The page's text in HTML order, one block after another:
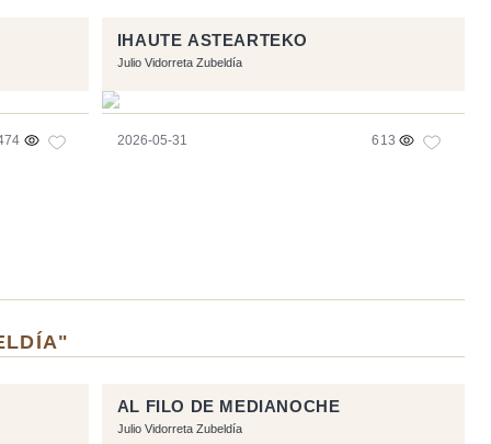
IHAUTE ASTEARTEKO
Julio Vidorreta Zubeldía
2026-05-31 613
AL FILO DE MEDIANOCHE
Julio Vidorreta Zubeldía